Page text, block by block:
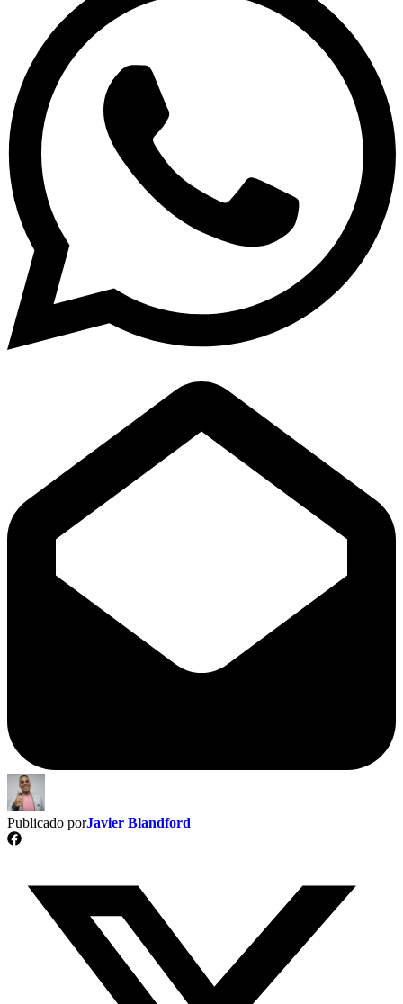
Publicado porJavier Blandford